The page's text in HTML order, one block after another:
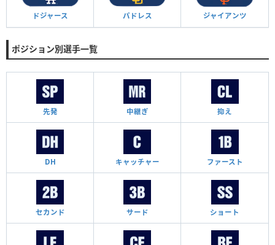
ドジャース パドレス ジャイアンツ
ポジション別選手一覧
先発 中継ぎ 抑え
DH キャッチャー ファースト
セカンド サード ショート